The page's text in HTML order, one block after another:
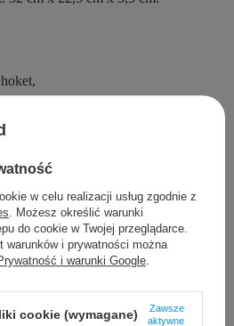
w celu realizacji usług zgodnie z
. Możesz określić warunki
do cookie w Twojej przeglądarce.
warunków i prywatności można
i warunki Google.
cookie (wymagane)
Zawsze
aktywne